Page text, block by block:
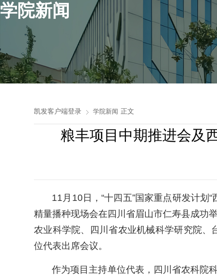
学院新闻
凯发客户端登录 学院新闻 正文
粮丰项目中期推进会及
11月10日，“十四五”国家重点研发计划
精量播种现场会在四川省眉山市仁寿县成功
农业科学院、四川省农业机械科学研究院
位代表出席会议。
作为项目主持单位代表，四川省农科院